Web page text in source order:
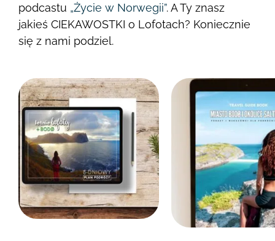
podcastu „Życie w Norwegii”. A Ty znasz
jakieś CIEKAWOSTKI o Lofotach? Koniecznie
się z nami podziel.